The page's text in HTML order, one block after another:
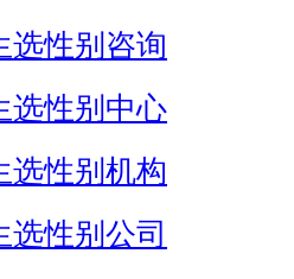
选性别咨询
选性别中心
选性别机构
选性别公司